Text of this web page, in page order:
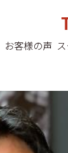
お客様の声